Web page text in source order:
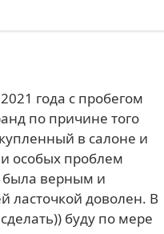
года с пробегом
по причине того
в салоне и
особых проблем
была верным и
ласточкой доволен. В
буду по мере